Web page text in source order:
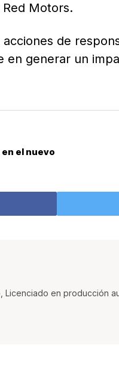
Motors.
de
en generar un
el nuevo
Licenciado en producción